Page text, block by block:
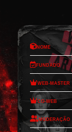
Nome
Fundado
Web-Master
Co-Web
Moderação